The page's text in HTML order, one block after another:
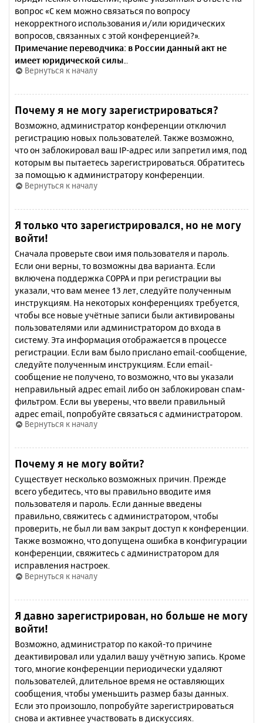
вопрос «С кем можно связаться по вопросу
некорректного использования и/или юридических
вопросов, связанных с этой конференцией?».
Примечание переводчика: в России данный акт не
имеет юридической силы.
Вернуться к началу
Почему я не могу зарегистрироваться?
Возможно, администратор конференции отключил
регистрацию новых пользователей. Также возможно,
что он заблокировал ваш IP-адрес или запретил имя, под
которым вы пытаетесь зарегистрироваться. Обратитесь
за помощью к администратору конференции.
Вернуться к началу
Я только что зарегистрировался, но не могу
войти!
Сначала проверьте свои имя пользователя и пароль.
Если они верны, то возможны два варианта. Если
включена поддержка COPPA и при регистрации вы
указали, что вам менее 13 лет, следуйте полученным
инструкциям. На некоторых конференциях требуется,
чтобы все новые учётные записи были активированы
пользователями или администратором до входа в
систему. Эта информация отображается в процессе
регистрации. Если вам было прислано email-сообщение,
следуйте полученным инструкциям. Если email-
сообщение не получено, то возможно, что вы указали
неправильный адрес email либо он заблокирован спам-
фильтром. Если вы уверены, что ввели правильный
адрес email, попробуйте связаться с администратором.
Вернуться к началу
Почему я не могу войти?
Существует несколько возможных причин. Прежде
всего убедитесь, что вы правильно вводите имя
пользователя и пароль. Если данные введены
правильно, свяжитесь с администратором, чтобы
проверить, не был ли вам закрыт доступ к конференции.
Также возможно, что допущена ошибка в конфигурации
конференции, свяжитесь с администратором для
исправления настроек.
Вернуться к началу
Я давно зарегистрирован, но больше не могу
войти!
Возможно, администратор по какой-то причине
деактивировал или удалил вашу учётную запись. Кроме
того, многие конференции периодически удаляют
пользователей, длительное время не оставляющих
сообщения, чтобы уменьшить размер базы данных.
Если это произошло, попробуйте зарегистрироваться
снова и активнее участвовать в дискуссиях.